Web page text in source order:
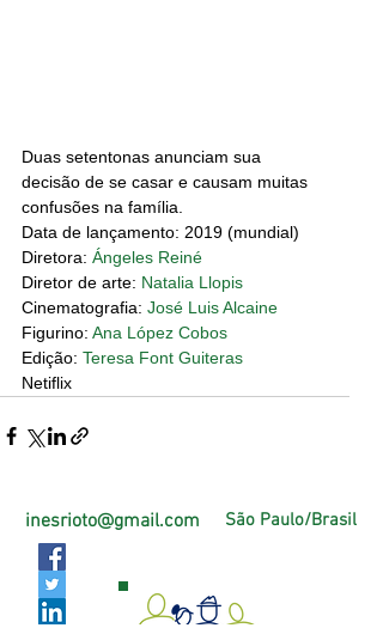
Duas setentonas anunciam sua
decisão de se casar e causam muitas
confusões na família.
Data de lançamento: 2019 (mundial)
Diretora: Ángeles Reiné
Diretor de arte: Natalia Llopis
Cinematografia: José Luis Alcaine
Figurino: Ana López Cobos
Edição: Teresa Font Guiteras
Netiflix
São Paulo/Brasil
inesrioto@gmail.com